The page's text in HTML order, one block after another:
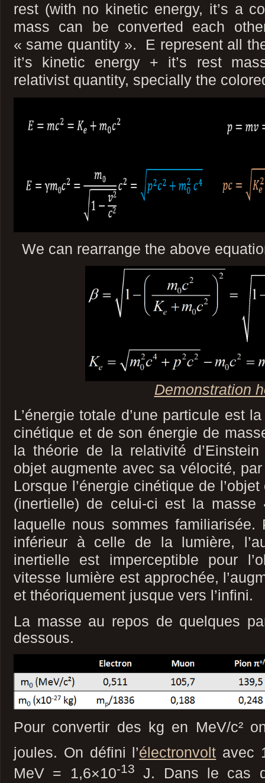
rest (with no kinetic energy, it’s a
mass can be converted each
« same quantity ». E represent all
it’s kinetic energy + it’s rest
relativist quantity, specially the
We can rearrange the above
Demonstration
L’énergie totale d’une particule est
cinétique et de son énergie de
la théorie de la relativité
objet augmente avec sa vélocité, par
Lorsque l’énergie cinétique de
(inertielle) de celui-ci est la
laquelle nous sommes
inférieur à celle de la lumière,
inertielle est imperceptible pour
vitesse lumière est approchée,
et théoriquement jusque vers l’infini.
La masse au repos de quelques
dessous.
Pour convertir des kg en MeV/c²
joules. On défini l’électronvolt avec
MeV = 1,6×10-13 J. Dans le cas